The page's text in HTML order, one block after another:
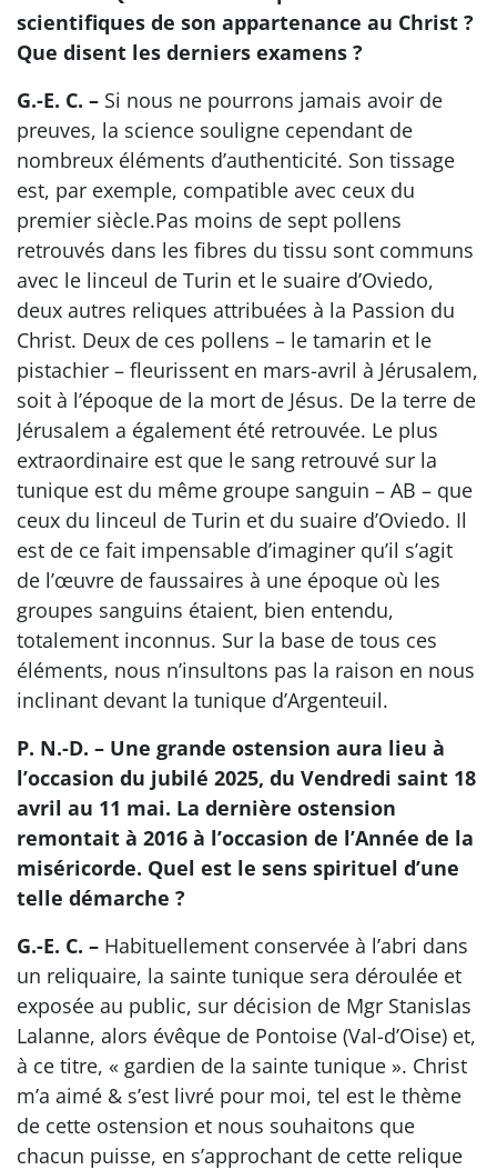
scientifiques de son appartenance au Christ ?
Que disent les derniers examens ?
G.-E. C. – Si nous ne pourrons jamais avoir de
preuves, la science souligne cependant de
nombreux éléments d’authenticité. Son tissage
est, par exemple, compatible avec ceux du
premier siècle.Pas moins de sept pollens
retrouvés dans les fibres du tissu sont communs
avec le linceul de Turin et le suaire d’Oviedo,
deux autres reliques attribuées à la Passion du
Christ. Deux de ces pollens – le tamarin et le
pistachier – fleurissent en mars-avril à Jérusalem,
soit à l’époque de la mort de Jésus. De la terre de
Jérusalem a également été retrouvée. Le plus
extraordinaire est que le sang retrouvé sur la
tunique est du même groupe sanguin – AB – que
ceux du linceul de Turin et du suaire d’Oviedo. Il
est de ce fait impensable d’imaginer qu’il s’agit
de l’œuvre de faussaires à une époque où les
groupes sanguins étaient, bien entendu,
totalement inconnus. Sur la base de tous ces
éléments, nous n’insultons pas la raison en nous
inclinant devant la tunique d’Argenteuil.
P. N.-D. – Une grande ostension aura lieu à
l’occasion du jubilé 2025, du Vendredi saint 18
avril au 11 mai. La dernière ostension
remontait à 2016 à l’occasion de l’Année de la
miséricorde. Quel est le sens spirituel d’une
telle démarche ?
G.-E. C. – Habituellement conservée à l’abri dans
un reliquaire, la sainte tunique sera déroulée et
exposée au public, sur décision de Mgr Stanislas
Lalanne, alors évêque de Pontoise (Val-d’Oise) et,
à ce titre, « gardien de la sainte tunique ». Christ
m’a aimé & s’est livré pour moi, tel est le thème
de cette ostension et nous souhaitons que
chacun puisse, en s’approchant de cette relique